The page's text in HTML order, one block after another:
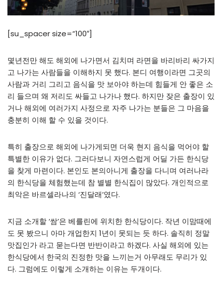
[su_spacer size=”100″]
몇년전만 해도 해외에 나가면서 김치며 라면을 바리바리 싸가지
고 나가는 사람들을 이해하지 못 했다. 본디 여행이라면 그곳의
사람과 거리 그리고 음식을 맛 보아야 하는데 힘들게 안 좋은 소
리 들으며 왜 저리도 싸들고 나가나 했다. 하지만 잦은 출장이 있
거나 해외에 여러가지 사정으로 자주 나가는 분들은 그 마음을
충분히 이해 할 수 있을 것이다.
특히 출장으로 해외에 나가게되면 더욱 현지 음식을 먹어야 할
특별한 이유가 없다. 그러다보니 자연스럽게 어딜 가든 한식당
을 찾게 마련이다. 본인도 본의아니게 출장을 다니며 여러나라
의 한식당을 체험했는데 참 별별 한식집이 많았다. 개인적으로
최악은 바르셀라나의 ‘진달래’였다.
지금 소개할 ‘쌈’은 베를린에 위치한 한식당이다. 작년 이맘때에
도 못 봤으니 아마 개업한지 1년이 못되는 듯 하다. 솔직히 정말
맛집인가 라고 묻는다면 반반이라고 하겠다. 사실 해외에 있는
한식당에서 한국의 진정한 맛을 느끼는거 아무래도 무리가 있
다. 그럼에도 이렇게 소개하는 이유는 두개이다.